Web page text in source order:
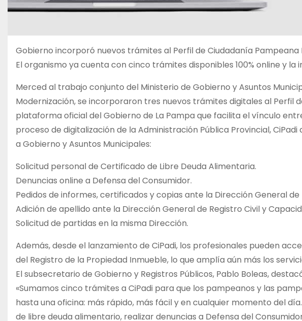
Gobierno incorporó nuevos trámites al Perfil de Ciudadanía Pampeana
El organismo ya cuenta con cinco trámites disponibles 100% online y la
Merced al trabajo conjunto del Ministerio de Gobierno y Asuntos
Modernización, se incorporaron tres nuevos trámites digitales al Perfil
plataforma oficial del Gobierno de La Pampa que facilita el vínculo
proceso de digitalización de la Administración Pública Provincial,
a Gobierno y Asuntos Municipales:
Solicitud personal de Certificado de Libre Deuda Alimentaria.
Denuncias online a Defensa del Consumidor.
Pedidos de informes, certificados y copias ante la Dirección General de
Adición de apellido ante la Dirección General de Registro Civil y
Solicitud de partidas en la misma Dirección.
Además, desde el lanzamiento de CiPadi, los profesionales pueden
del Registro de la Propiedad Inmueble, lo que amplía aún más los
El subsecretario de Gobierno y Registros Públicos, Pablo Boleas,
«Sumamos cinco trámites a CiPadi para que los pampeanos y las
hasta una oficina: más rápido, más fácil y en cualquier momento del
de libre deuda alimentario, realizar denuncias a Defensa del